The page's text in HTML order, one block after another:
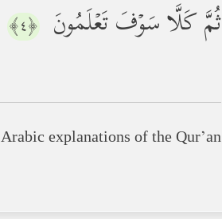
ثُمَّ كَلَّا سَوۡفَ تَعۡلَمُونَ ﴿٤﴾
Arabic explanations of the Qur’an: